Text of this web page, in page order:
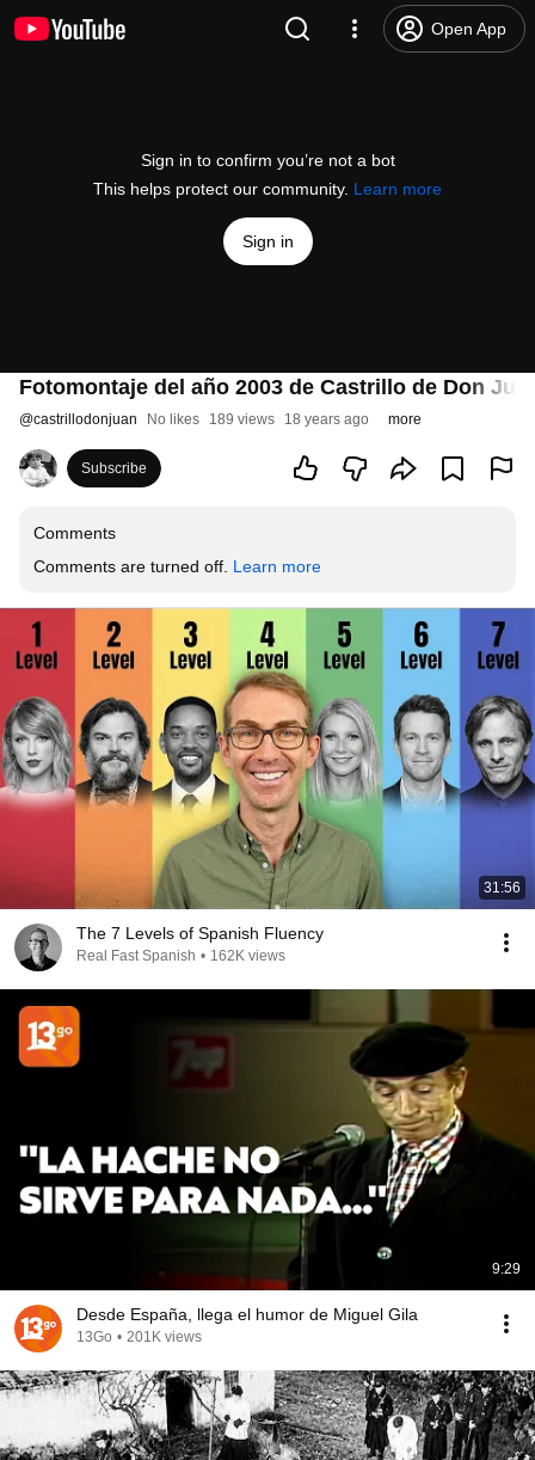
Open App
Sign in to confirm you’re not a bot
This helps protect our community. Learn more
Sign in
Fotomontaje del año 2003 de Castrillo de Don
@castrillodonjuan No likes 189 views 18 years ago more
Subscribe
Comments
Comments are turned off. Learn more
31:56
The 7 Levels of Spanish Fluency
Real Fast Spanish • 162K views
9:29
Desde España, llega el humor de Miguel Gila
13Go • 201K views